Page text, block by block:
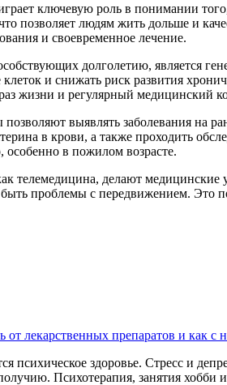
ключевую роль в понимании
позволяет людям жить дольше и
и своевременное лечение.
долголетию, является
клеток и снижать риск развития
жизни и регулярный медицинский
выявлять заболевания на
в крови, а также проходить
особенно в пожилом возрасте.
телемедицина, делают
проблемы с передвижением. Это
от лекарственных препаратов и как с
психическое здоровье. Стресс и
Психотерапия, занятия